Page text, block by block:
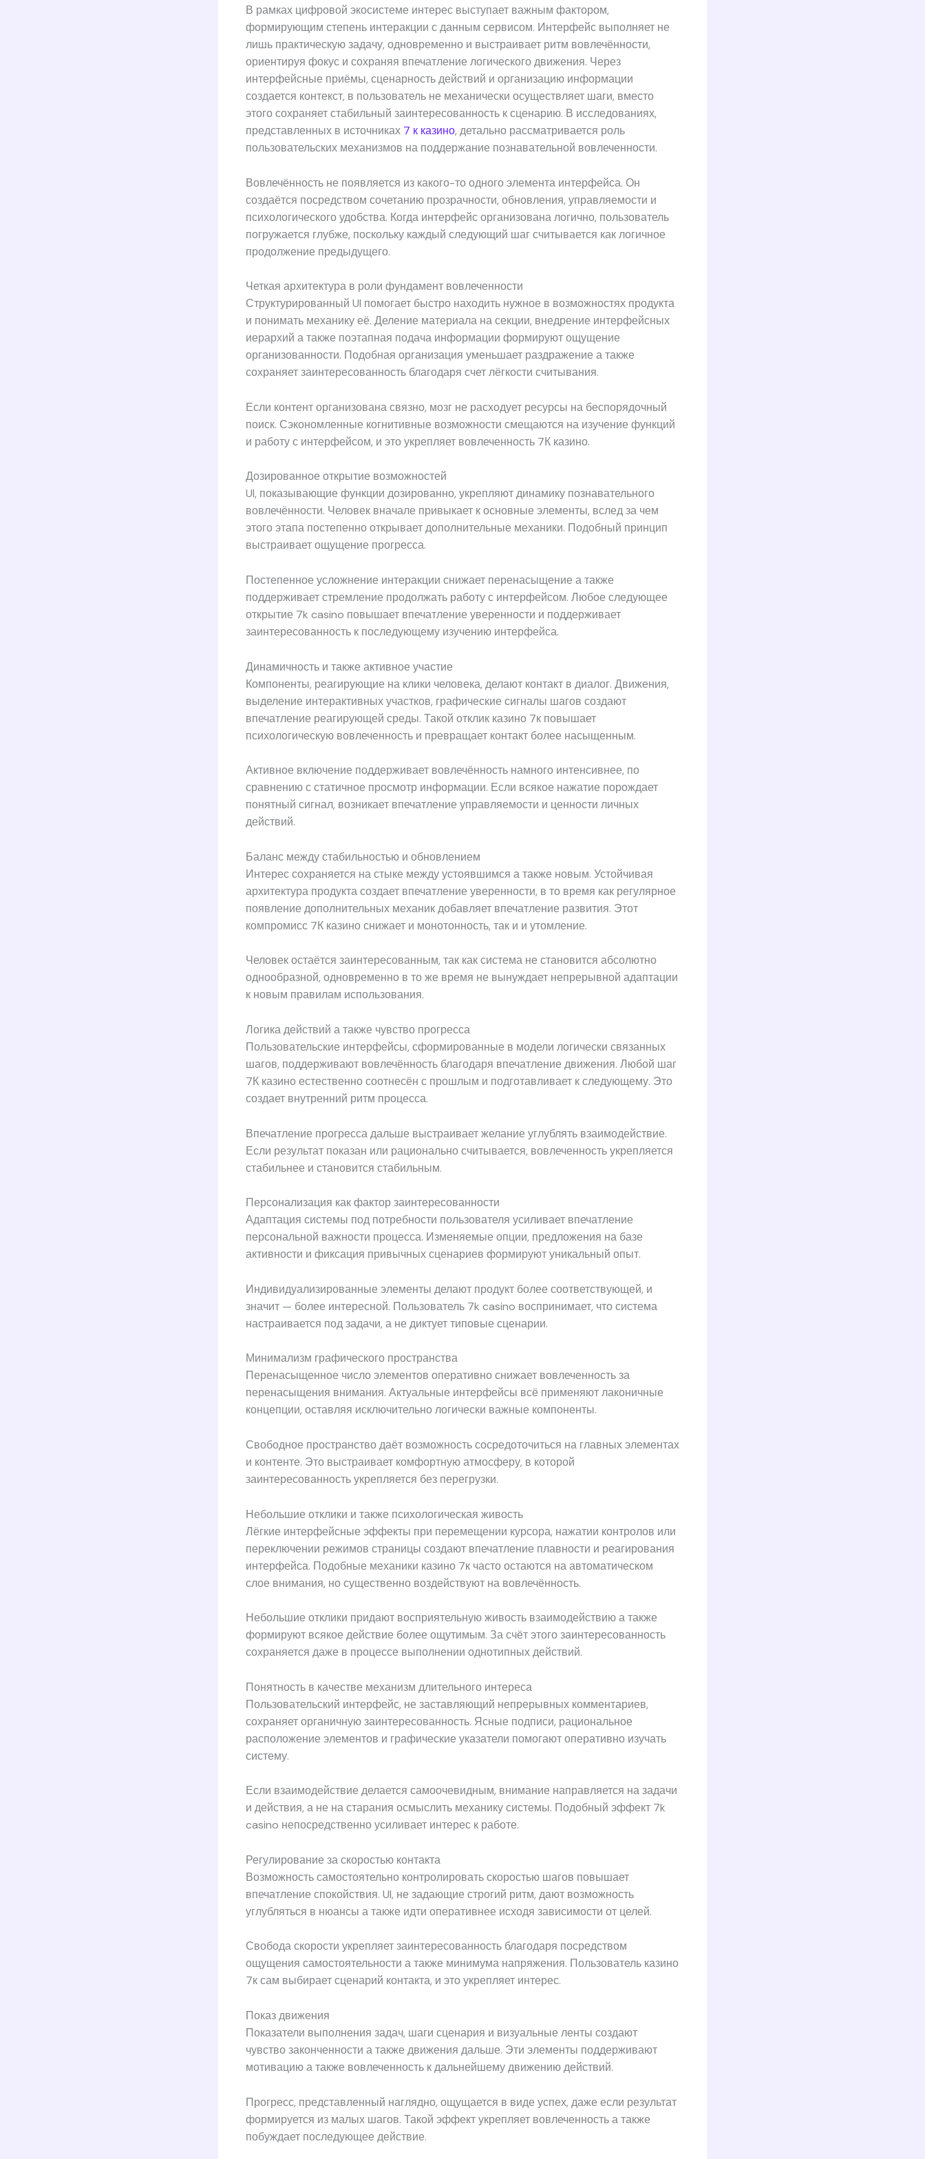
В рамках цифровой экосистеме интерес выступает важным фактором,
формирующим степень интеракции с данным сервисом. Интерфейс выполняет не
лишь практическую задачу, одновременно и выстраивает ритм вовлечённости,
ориентируя фокус и сохраняя впечатление логического движения. Через
интерфейсные приёмы, сценарность действий и организацию информации
создается контекст, в пользователь не механически осуществляет шаги, вместо
этого сохраняет стабильный заинтересованность к сценарию. В исследованиях,
представленных в источниках 7 к казино, детально рассматривается роль
пользовательских механизмов на поддержание познавательной вовлеченности.
Вовлечённость не появляется из какого-то одного элемента интерфейса. Он
создаётся посредством сочетанию прозрачности, обновления, управляемости и
психологического удобства. Когда интерфейс организована логично, пользователь
погружается глубже, поскольку каждый следующий шаг считывается как логичное
продолжение предыдущего.
Четкая архитектура в роли фундамент вовлеченности
Структурированный UI помогает быстро находить нужное в возможностях продукта
и понимать механику её. Деление материала на секции, внедрение интерфейсных
иерархий а также поэтапная подача информации формируют ощущение
организованности. Подобная организация уменьшает раздражение а также
сохраняет заинтересованность благодаря счет лёгкости считывания.
Если контент организована связно, мозг не расходует ресурсы на беспорядочный
поиск. Сэкономленные когнитивные возможности смещаются на изучение функций
и работу с интерфейсом, и это укрепляет вовлеченность 7К казино.
Дозированное открытие возможностей
UI, показывающие функции дозированно, укрепляют динамику познавательного
вовлечённости. Человек вначале привыкает к основные элементы, вслед за чем
этого этапа постепенно открывает дополнительные механики. Подобный принцип
выстраивает ощущение прогресса.
Постепенное усложнение интеракции снижает перенасыщение а также
поддерживает стремление продолжать работу с интерфейсом. Любое следующее
открытие 7k casino повышает впечатление уверенности и поддерживает
заинтересованность к последующему изучению интерфейса.
Динамичность и также активное участие
Компоненты, реагирующие на клики человека, делают контакт в диалог. Движения,
выделение интерактивных участков, графические сигналы шагов создают
впечатление реагирующей среды. Такой отклик казино 7к повышает
психологическую вовлеченность и превращает контакт более насыщенным.
Активное включение поддерживает вовлечённость намного интенсивнее, по
сравнению с статичное просмотр информации. Если всякое нажатие порождает
понятный сигнал, возникает впечатление управляемости и ценности личных
действий.
Баланс между стабильностью и обновлением
Интерес сохраняется на стыке между устоявшимся а также новым. Устойчивая
архитектура продукта создает впечатление уверенности, в то время как регулярное
появление дополнительных механик добавляет впечатление развития. Этот
компромисс 7К казино снижает и монотонность, так и и утомление.
Человек остаётся заинтересованным, так как система не становится абсолютно
однообразной, одновременно в то же время не вынуждает непрерывной адаптации
к новым правилам использования.
Логика действий а также чувство прогресса
Пользовательские интерфейсы, сформированные в модели логически связанных
шагов, поддерживают вовлечённость благодаря впечатление движения. Любой шаг
7К казино естественно соотнесён с прошлым и подготавливает к следующему. Это
создает внутренний ритм процесса.
Впечатление прогресса дальше выстраивает желание углублять взаимодействие.
Если результат показан или рационально считывается, вовлеченность укрепляется
стабильнее и становится стабильным.
Персонализация как фактор заинтересованности
Адаптация системы под потребности пользователя усиливает впечатление
персональной важности процесса. Изменяемые опции, предложения на базе
активности и фиксация привычных сценариев формируют уникальный опыт.
Индивидуализированные элементы делают продукт более соответствующей, и
значит — более интересной. Пользователь 7k casino воспринимает, что система
настраивается под задачи, а не диктует типовые сценарии.
Минимализм графического пространства
Перенасыщенное число элементов оперативно снижает вовлеченность за
перенасыщения внимания. Актуальные интерфейсы всё применяют лаконичные
концепции, оставляя исключительно логически важные компоненты.
Свободное пространство даёт возможность сосредоточиться на главных элементах
и контенте. Это выстраивает комфортную атмосферу, в которой
заинтересованность укрепляется без перегрузки.
Небольшие отклики и также психологическая живость
Лёгкие интерфейсные эффекты при перемещении курсора, нажатии контролов или
переключении режимов страницы создают впечатление плавности и реагирования
интерфейса. Подобные механики казино 7к часто остаются на автоматическом
слое внимания, но существенно воздействуют на вовлечённость.
Небольшие отклики придают восприятельную живость взаимодействию а также
формируют всякое действие более ощутимым. За счёт этого заинтересованность
сохраняется даже в процессе выполнении однотипных действий.
Понятность в качестве механизм длительного интереса
Пользовательский интерфейс, не заставляющий непрерывных комментариев,
сохраняет органичную заинтересованность. Ясные подписи, рациональное
расположение элементов и графические указатели помогают оперативно изучать
систему.
Если взаимодействие делается самоочевидным, внимание направляется на задачи
и действия, а не на старания осмыслить механику системы. Подобный эффект 7k
casino непосредственно усиливает интерес к работе.
Регулирование за скоростью контакта
Возможность самостоятельно контролировать скоростью шагов повышает
впечатление спокойствия. UI, не задающие строгий ритм, дают возможность
углубляться в нюансы а также идти оперативнее исходя зависимости от целей.
Свобода скорости укрепляет заинтересованность благодаря посредством
ощущения самостоятельности а также минимума напряжения. Пользователь казино
7к сам выбирает сценарий контакта, и это укрепляет интерес.
Показ движения
Показатели выполнения задач, шаги сценария и визуальные ленты создают
чувство законченности а также движения дальше. Эти элементы поддерживают
мотивацию а также вовлеченность к дальнейшему движению действий.
Прогресс, представленный наглядно, ощущается в виде успех, даже если результат
формируется из малых шагов. Такой эффект укрепляет вовлеченность а также
побуждает последующее действие.